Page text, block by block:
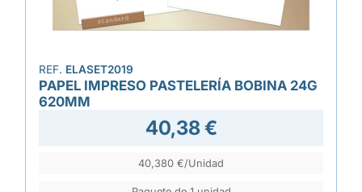
REF. ELASET2019
PAPEL IMPRESO PASTELERÍA BOBINA 24G
620MM
40,38 €
40,380 €/Unidad